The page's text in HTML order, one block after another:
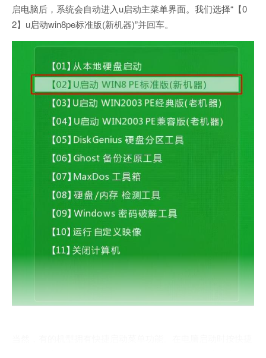
启电脑后，系统会自动进入u启动主菜单界面。我们选择“【0
2】u启动win8pe标准版(新机器)”并回车。